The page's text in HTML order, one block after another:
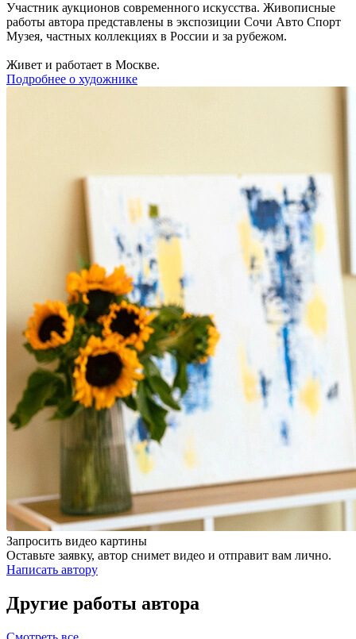
Участник аукционов современного искусства. Живописные
работы автора представлены в экспозиции Сочи Авто Спорт
Музея, частных коллекциях в России и за рубежом.
Живет и работает в Москве.
Подробнее о художнике
Запросить видео картины
Оставьте заявку, автор снимет видео и отправит вам лично.
Написать автору
Другие работы автора